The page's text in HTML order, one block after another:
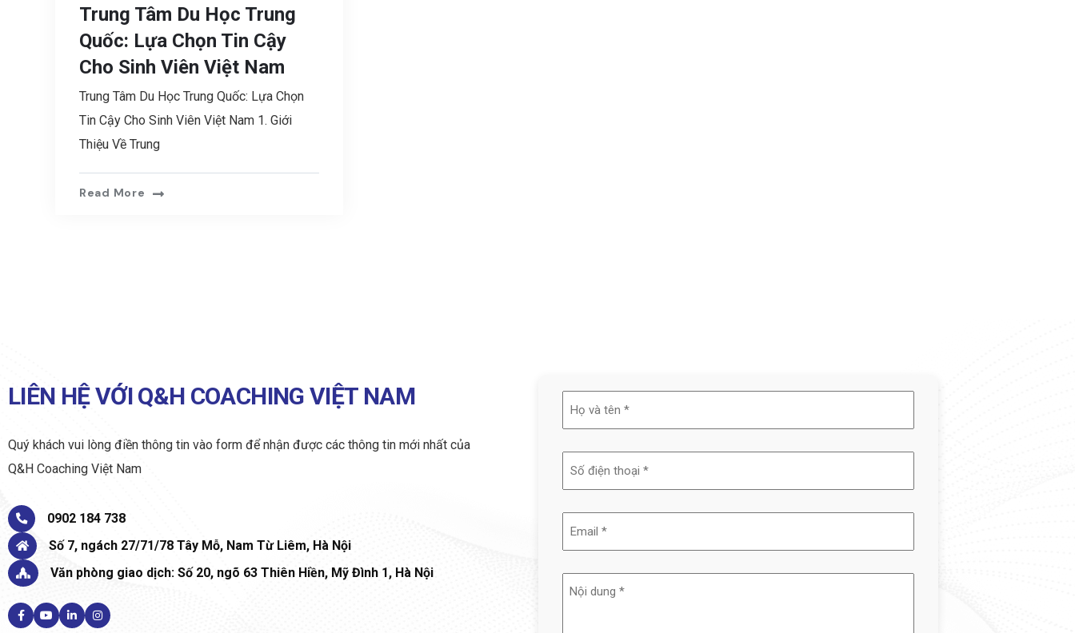
Trung Tâm Du Học Trung
Quốc: Lựa Chọn Tin Cậy
Cho Sinh Viên Việt Nam
Trung Tâm Du Học Trung Quốc: Lựa Chọn
Tin Cậy Cho Sinh Viên Việt Nam 1. Giới
Thiệu Về Trung
Read More
LIÊN HỆ VỚI Q&H COACHING VIỆT NAM
Quý khách vui lòng điền thông tin vào form để nhận được các thông tin mới nhất của
Q&H Coaching Việt Nam
0902 184 738
Số 7, ngách 27/71/78 Tây Mỗ, Nam Từ Liêm, Hà Nội
Văn phòng giao dịch: Số 20, ngõ 63 Thiên Hiền, Mỹ Đình 1, Hà Nội
và
tên
(Required)
(Required)
Nội